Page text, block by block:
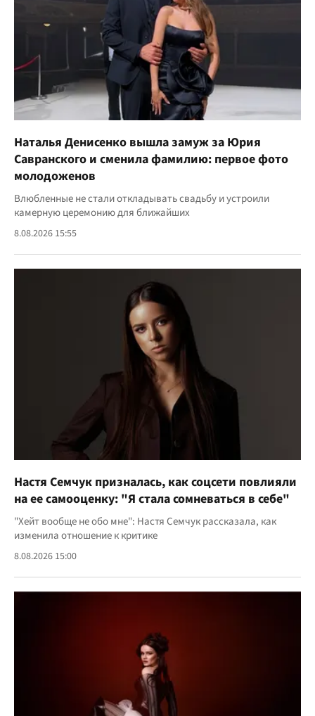
Наталья Денисенко вышла замуж за Юрия
Савранского и сменила фамилию: первое фото
молодоженов
Влюбленные не стали откладывать свадьбу и устроили
камерную церемонию для ближайших
8.08.2026 15:55
Настя Семчук призналась, как соцсети повлияли
на ее самооценку: "Я стала сомневаться в себе"
"Хейт вообще не обо мне": Настя Семчук рассказала, как
изменила отношение к критике
8.08.2026 15:00